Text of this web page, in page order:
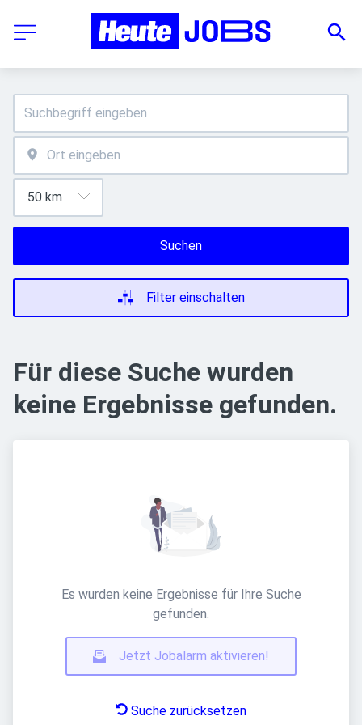
Suchen
Filter einschalten
Für diese Suche wurden
keine Ergebnisse gefunden.
Es wurden keine Ergebnisse für Ihre Suche
gefunden.
Jetzt Jobalarm aktivieren!
Suche zurücksetzen